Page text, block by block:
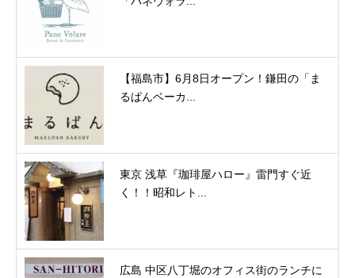
【福島市】6月8日オープン！鎌田の「ま
るぱんベーカ...
東京 浅草『珈琲屋ハロー』雷門すぐ近
く！！昭和レト...
広島 中区八丁堀のオフィス街のランチに